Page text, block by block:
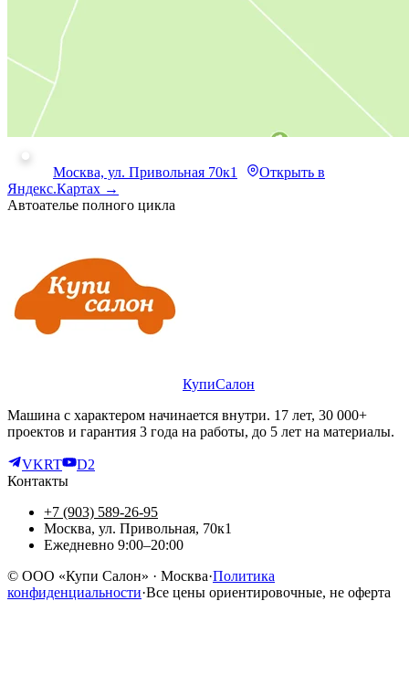
Москва, ул. Привольная 70к1
Открыть в
Яндекс.Картах →
Автоателье полного цикла
КупиСалон
Машина с характером начинается внутри. 17 лет, 30 000+
проектов и гарантия 3 года на работы, до 5 лет на материалы.
VKRT
D2
Контакты
+7 (903) 589-26-95
Москва, ул. Привольная, 70к1
Ежедневно 9:00–20:00
© ООО «Купи Салон» · Москва·Политика
конфиденциальности·Все цены ориентировочные, не оферта